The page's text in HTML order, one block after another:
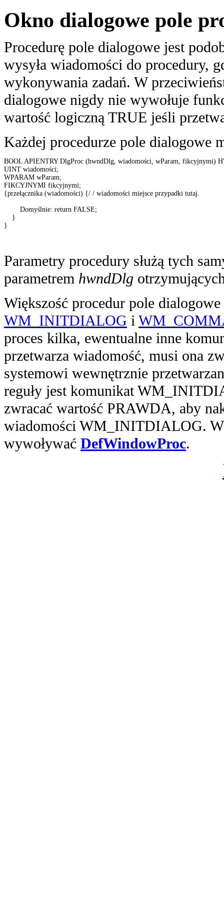
Okno dialogowe pole
Procedurę pole dialogowe jest
wysyła wiadomości do procedury,
wykonywania zadań. W
dialogowe nigdy nie wywołuje
wartość logiczną TRUE jeśli
Każdej procedurze pole dialogowe
BOOL APIENTRY DlgProc (hwndDlg, wiadomości, wParam, fikcyjnymi)
UINT wiadomości;
WPARAM wParam;
FIKCYJNYMI fikcyjnymi;
{przełącznika (wiadomości) {/ / wiadomości miejsce przypadki tutaj.
        Domyślnie: return FALSE;
    }
}
Parametry procedury służą tych
parametrem hwndDlg
Większość procedur pole
WM_INITDIALOG i
proces kilka, ewentualne inne
przetwarza wiadomość, musi ona
systemowi wewnętrznie
reguły jest komunikat
zwracać wartość PRAWDA, aby
wiadomości WM_INITDIALOG. W
wywoływać DefWindowProc.